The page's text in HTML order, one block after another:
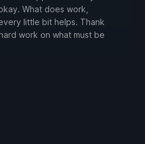
What does work,
little bit helps. Thank
work on what must be